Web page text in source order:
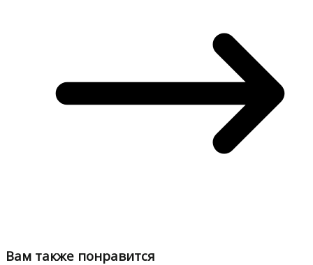
Вам также понравится